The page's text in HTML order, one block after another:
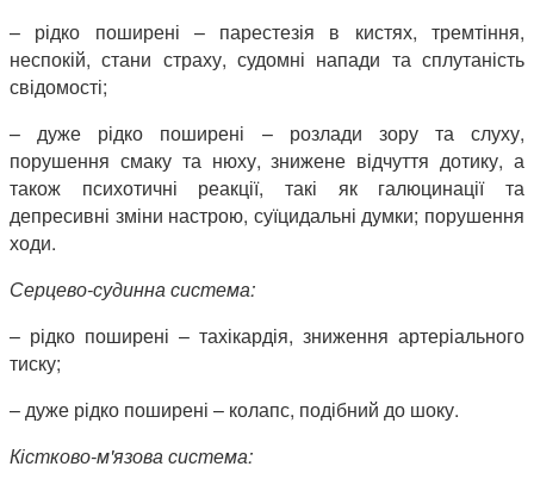
– рідко поширені – парестезія в кистях, тремтіння,
неспокій, стани страху, судомні напади та сплутаність
свідомості;
– дуже рідко поширені – розлади зору та слуху,
порушення смаку та нюху, знижене відчуття дотику, а
також психотичні реакції, такі як галюцинації та
депресивні зміни настрою, суїцидальні думки; порушення
ходи.
Серцево-судинна система:
– рідко поширені – тахікардія, зниження артеріального
тиску;
– дуже рідко поширені – колапс, подібний до шоку.
Кістково-м'язова система: